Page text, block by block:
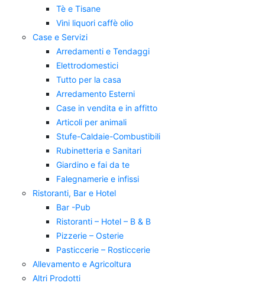
Tè e Tisane
Vini liquori caffè olio
Case e Servizi
Arredamenti e Tendaggi
Elettrodomestici
Tutto per la casa
Arredamento Esterni
Case in vendita e in affitto
Articoli per animali
Stufe-Caldaie-Combustibili
Rubinetteria e Sanitari
Giardino e fai da te
Falegnamerie e infissi
Ristoranti, Bar e Hotel
Bar -Pub
Ristoranti – Hotel – B & B
Pizzerie – Osterie
Pasticcerie – Rosticcerie
Allevamento e Agricoltura
Altri Prodotti